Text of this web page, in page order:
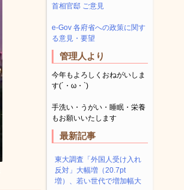
首相官邸 ご意見
e-Gov 各府省への政策に関す
る意見・要望
管理人より
今年もよろしくおねがいしま
す(´・ω・`)
手洗い・うがい・睡眠・栄養
もお願いいたします
最新記事
東大調査「外国人受け入れ
反対」大幅増（20.7pt
増）、若い世代で増加幅大